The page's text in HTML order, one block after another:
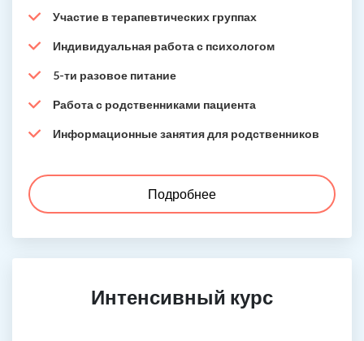
Участие в терапевтических группах
Индивидуальная работа с психологом
5-ти разовое питание
Работа с родственниками пациента
Информационные занятия для родственников
Подробнее
Интенсивный курс